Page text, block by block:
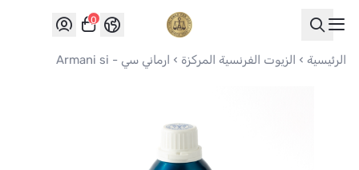
العواد للعود
0
الرئيسية الزيوت الفرنسية المركزة ارماني سي - Armani si